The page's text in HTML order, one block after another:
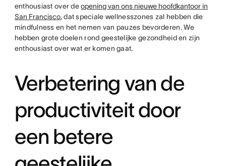
enthousiast over deopening van ons nieuwe hoofdkantoor in
San Francisco, dat speciale wellnesszones zal hebben die
mindfulness en het nemen van pauzes bevorderen. We
hebben grote doelen rond geestelijke gezondheid en zijn
enthousiast over wat er komen gaat.
Verbetering van de
productiviteit door
een betere